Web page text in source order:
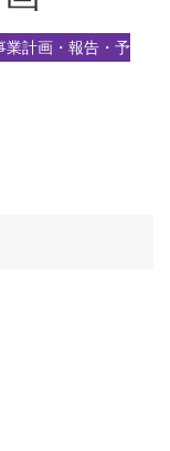
業計画・報告・予